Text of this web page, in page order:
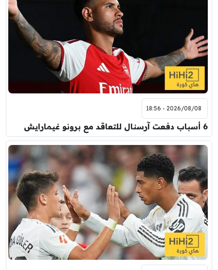
2026/08/08 - 18:56
6 أسباب دفعت آرسنال للتعاقد مع برونو غيمارايش